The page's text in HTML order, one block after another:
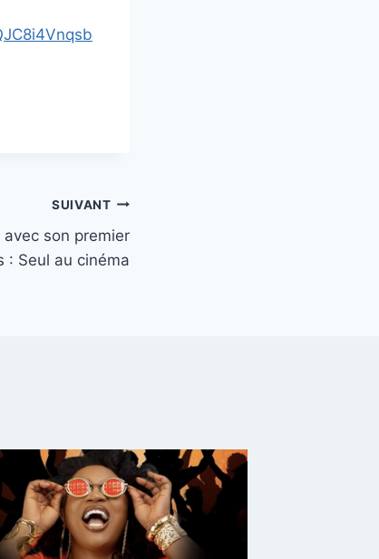
SUIVANT
son premier
: Seul au cinéma